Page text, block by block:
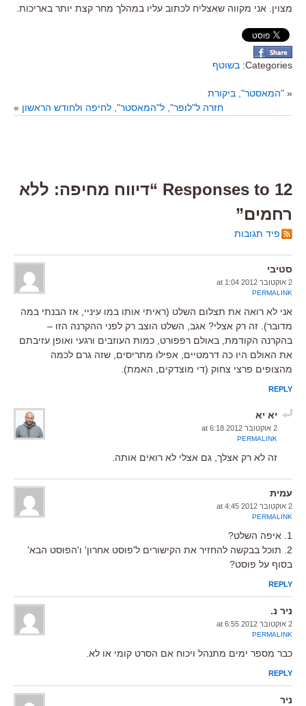
מצוין. אני מקווה שאצליח לכתוב עליו במהלך מחר קצת יותר באריכות.
Categories: בשוטף
« "המאסטר", ביקורת
חזרה ל"לופר", ל"המאסטר", לחיפה ולחודש הראשון »
12 Responses to “דיווח מחיפה: ללא
רחמים”
פיד תגובות
סטיבי
2 אוקטובר 2012 at 1:04
PERMALINK
אני לא רואה את תצלום השלט (ראיתי אותו במו עיניי, אז הבנתי במה
מדובר). זה רק אצלי? אגב, השלט הוצב רק לפני ההקרנה הזו –
בהקרנה הקודמת, באולם רפפורט, כמות העוזבים ורגעי ואופן עזיבתם
את האולם היו כה דרמטיים, אפילו מתריסים, שזה גרם לכמה
מהצופים פרצי צחוק (די מוצדקים, האמת).
REPLY
יא יא
2 אוקטובר 2012 at 6:18
PERMALINK
זה לא רק אצלך, גם אצלי לא רואים אותה.
עמית
2 אוקטובר 2012 at 4:45
PERMALINK
1. איפה השלט?
2. תוכל בבקשה להחזיר את הקישורים ל'פוסט אחרון' ו'הפוסט הבא'
בסוף על פוסט?
REPLY
ניר נ.
2 אוקטובר 2012 at 6:55
PERMALINK
כבר מספר ימים מתנהל ויכוח אם הסרט קומי או לא.
REPLY
ניר